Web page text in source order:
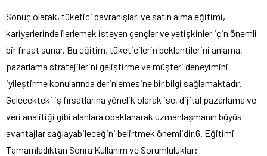
Sonuç olarak, tüketici davranışları ve satın alma eğitimi,
kariyerlerinde ilerlemek isteyen gençler ve yetişkinler için önemli
bir fırsat sunar. Bu eğitim, tüketicilerin beklentilerini anlama,
pazarlama stratejilerini geliştirme ve müşteri deneyimini
iyileştirme konularında derinlemesine bir bilgi sağlamaktadır.
Gelecekteki iş fırsatlarına yönelik olarak ise, dijital pazarlama ve
veri analitiği gibi alanlara odaklanarak uzmanlaşmanın büyük
avantajlar sağlayabileceğini belirtmek önemlidir.6. Eğitimi
Tamamladıktan Sonra Kullanım ve Sorumluluklar: